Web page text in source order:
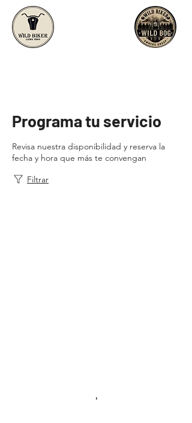
Programa tu servicio
Revisa nuestra disponibilidad y reserva la
fecha y hora que más te convengan
Filtrar